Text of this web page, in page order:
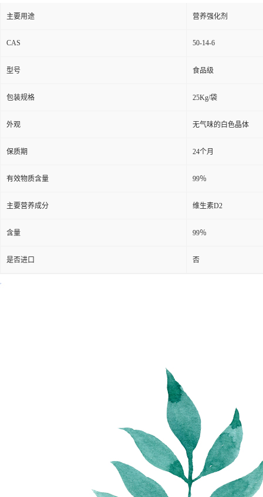
主要用途 营养强化剂
CAS 50-14-6
型号 食品级
包装规格 25Kg/袋
外观 无气味的白色晶体
保质期 24个月
有效物质含量 99％
主要营养成分 维生素D2
含量 99％
是否进口 否